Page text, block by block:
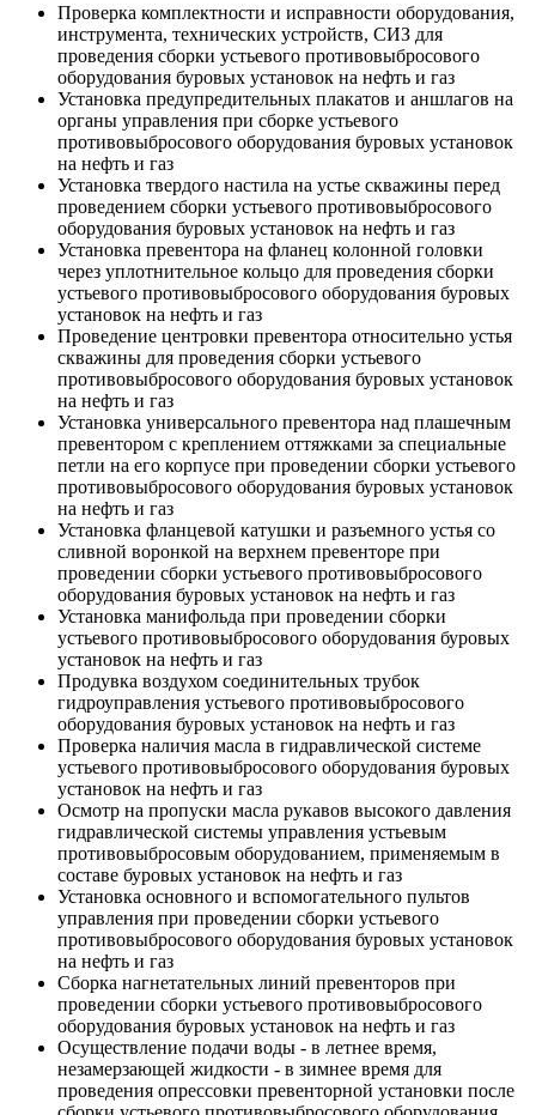
Проверка комплектности и исправности оборудования,
инструмента, технических устройств, СИЗ для
проведения сборки устьевого противовыбросового
оборудования буровых установок на нефть и газ
Установка предупредительных плакатов и аншлагов на
органы управления при сборке устьевого
противовыбросового оборудования буровых установок
на нефть и газ
Установка твердого настила на устье скважины перед
проведением сборки устьевого противовыбросового
оборудования буровых установок на нефть и газ
Установка превентора на фланец колонной головки
через уплотнительное кольцо для проведения сборки
устьевого противовыбросового оборудования буровых
установок на нефть и газ
Проведение центровки превентора относительно устья
скважины для проведения сборки устьевого
противовыбросового оборудования буровых установок
на нефть и газ
Установка универсального превентора над плашечным
превентором с креплением оттяжками за специальные
петли на его корпусе при проведении сборки устьевого
противовыбросового оборудования буровых установок
на нефть и газ
Установка фланцевой катушки и разъемного устья со
сливной воронкой на верхнем превенторе при
проведении сборки устьевого противовыбросового
оборудования буровых установок на нефть и газ
Установка манифольда при проведении сборки
устьевого противовыбросового оборудования буровых
установок на нефть и газ
Продувка воздухом соединительных трубок
гидроуправления устьевого противовыбросового
оборудования буровых установок на нефть и газ
Проверка наличия масла в гидравлической системе
устьевого противовыбросового оборудования буровых
установок на нефть и газ
Осмотр на пропуски масла рукавов высокого давления
гидравлической системы управления устьевым
противовыбросовым оборудованием, применяемым в
составе буровых установок на нефть и газ
Установка основного и вспомогательного пультов
управления при проведении сборки устьевого
противовыбросового оборудования буровых установок
на нефть и газ
Сборка нагнетательных линий превенторов при
проведении сборки устьевого противовыбросового
оборудования буровых установок на нефть и газ
Осуществление подачи воды - в летнее время,
незамерзающей жидкости - в зимнее время для
проведения опрессовки превенторной установки после